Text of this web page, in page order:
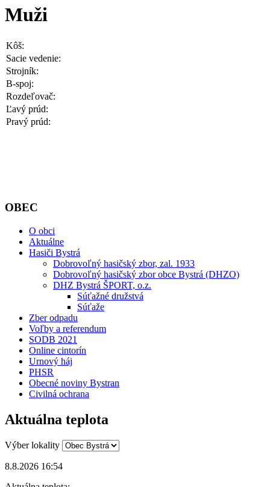
Muži
Kôš:
Sacie vedenie:
Strojník:
B-spoj:
Rozdeľovač:
Ľavý prúd:
Pravý prúd:
OBEC
O obci
Aktuálne
Hasiči Bystrá
Dobrovoľný hasičský zbor, zal. 1933
Dobrovoľný hasičský zbor obce Bystrá (DHZO)
DHZ Bystrá ŠPORT, o.z.
Súťažné družstvá
Súťaže
Zber odpadu
Voľby a referendum
SODB 2021
Online cintorín
Urnový háj
PHSR
Obecné noviny Bystran
Civilná ochrana
Aktuálna teplota
Výber lokality
8.8.2026 16:54